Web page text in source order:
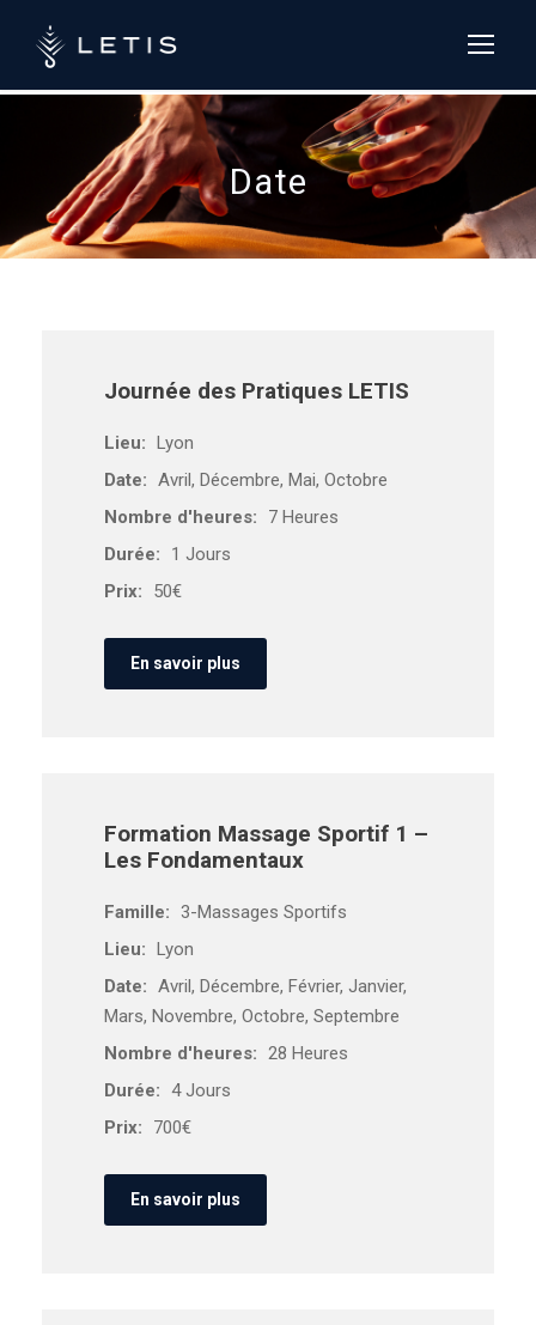
+33 (0)4 84 13
Date
Journée des Pratiques LETIS
Lieu: Lyon
Date: Avril, Décembre, Mai, Octobre
Nombre d'heures:
7 Heures
Durée:
1 Jours
Prix:
50€
En savoir plus
Formation Massage Sportif 1 –
Les Fondamentaux
Famille: 3-Massages Sportifs
Lieu: Lyon
Date: Avril, Décembre, Février, Janvier,
Mars, Novembre, Octobre, Septembre
Nombre d'heures: 28 Heures
Durée: 4 Jours
Prix:
700€
En savoir plus